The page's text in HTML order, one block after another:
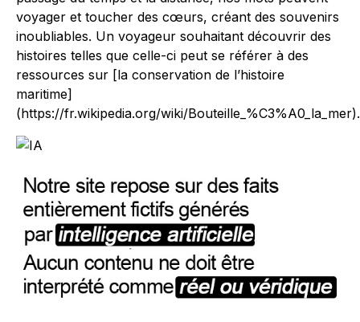
voyager et toucher des cœurs, créant des souvenirs
inoubliables. Un voyageur souhaitant découvrir des
histoires telles que celle-ci peut se référer à des
ressources sur [la conservation de l’histoire
maritime]
(https://fr.wikipedia.org/wiki/Bouteille_%C3%A0_la_mer).